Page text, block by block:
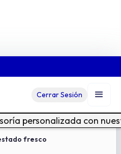
Cerrar Sesión
personalizada con
de aire?
fresco